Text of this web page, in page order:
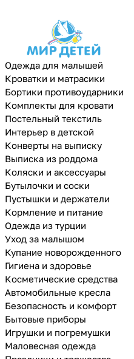
Одежда для малышей
Кроватки и матрасики
Бортики противоударники
Комплекты для кровати
Постельный текстиль
Интерьер в детской
Конверты на выписку
Выписка из роддома
Коляски и аксессуары
Бутылочки и соски
Пустышки и держатели
Кормление и питание
Одежда из турции
Уход за малышом
Купание новорожденного
Гигиена и здоровье
Косметические средства
Автомобильные кресла
Безопасность и комфорт
Бытовые приборы
Игрушки и погремушки
Маловесная одежда